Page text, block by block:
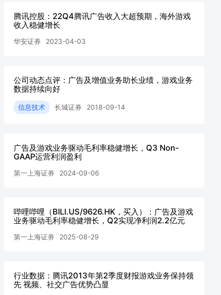
腾讯控股：22Q4腾讯广告收入大超预期，海外游戏
收入稳健增长
华安证券 2023-04-03
公司动态点评：广告及增值业务助长业绩，游戏业务
数据持续向好
信息技术 长城证券 2018-09-14
广告及游戏业务驱动毛利率稳健增长，Q3 Non-
GAAP运营利润盈利
第一上海证券 2024-09-06
哔哩哔哩（BILI.US/9626.HK，买入）：广告及游戏
业务驱动毛利率稳健增长，Q2实现净利润2.2亿元
第一上海证券 2025-08-29
行业数据：腾讯2013年第2季度财报游戏业务保持领
先 视频、社交广告优势凸显